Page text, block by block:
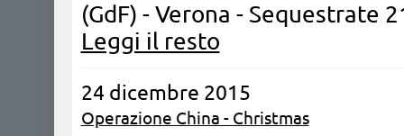
(GdF) - Verona - Sequestrate
Leggi il resto
24 dicembre 2015
Operazione China - Christmas